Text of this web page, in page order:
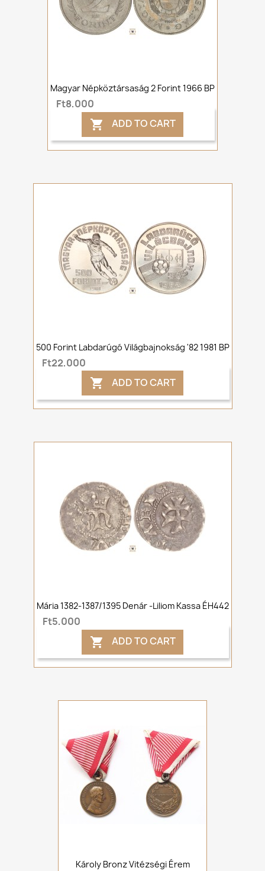
Magyar Népköztársaság 2 Forint 1966 BP
Ft8,000
 ADD TO CART
500 Forint Labdarúgó Világbajnokság '82 1981 BP
Ft22,000
 ADD TO CART
Mária 1382-1387/1395 Denár -liliom Kassa ÉH442
Ft5,000
 ADD TO CART
Károly Bronz Vitézségi Érem